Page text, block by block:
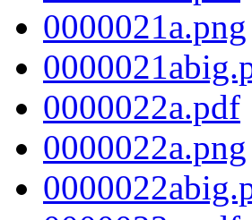
0000021a.png
0000022a.pdf
0000022a.png